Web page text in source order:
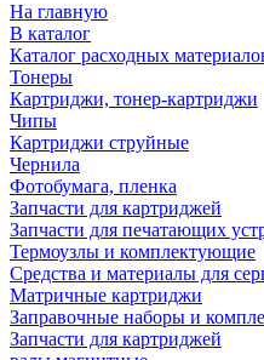
На главную
В каталог
Каталог расходных
Тонеры
Картриджи, тонер-картриджи
Чипы
Картриджи струйные
Чернила
Фотобумага, пленка
Запчасти для картриджей
Запчасти для печатающих
Термоузлы и комплектующие
Средства и материалы для
Матричные картриджи
Заправочные наборы и
Запчасти для картриджей